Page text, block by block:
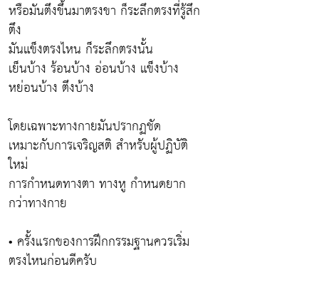
หรือมันตึงขึ้นมาตรงขา ก็ระลึกตรงที่รู้สึก
ตึง
มันแข็งตรงไหน ก็ระลึกตรงนั้น
เย็นบ้าง ร้อนบ้าง อ่อนบ้าง แข็งบ้าง
หย่อนบ้าง ตึงบ้าง
โดยเฉพาะทางกายมันปรากฏชัด
เหมาะกับการเจริญสติ สำหรับผู้ปฏิบัติ
ใหม่
การกำหนดทางตา ทางหู กำหนดยาก
กว่าทางกาย
• ครั้งแรกของการฝึกกรรมฐานควรเริ่ม
ตรงไหนก่อนดีครับ